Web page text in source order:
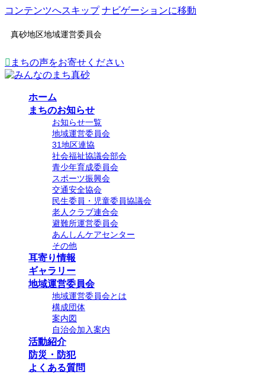
コンテンツへスキップ ナビゲーションに移動
真砂地区地域運営委員会
まちの声をお寄せください
ホーム
まちのお知らせ
お知らせ一覧
地域運営委員会
31地区連協
社会福祉協議会部会
青少年育成委員会
スポーツ振興会
交通安全協会
民生委員・児童委員協議会
老人クラブ連合会
避難所運営委員会
あんしんケアセンター
その他
耳寄り情報
ギャラリー
地域運営委員会
地域運営委員会とは
構成団体
案内図
自治会加入案内
活動紹介
防災・防犯
よくある質問